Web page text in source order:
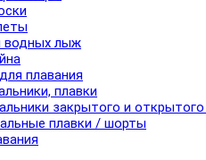
водных лыж
плавания
плавки
закрытого и
плавки / шорты